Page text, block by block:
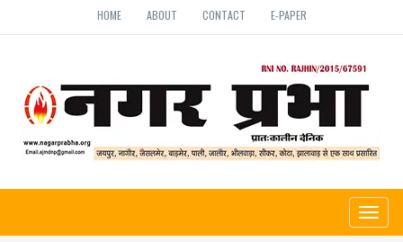
HOME ABOUT CONTACT E-PAPER